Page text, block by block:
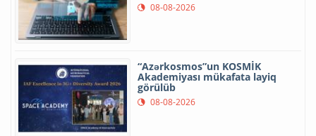
08-08-2026
“Azərkosmos”un KOSMİK
Akademiyası mükafata layiq
görülüb
08-08-2026